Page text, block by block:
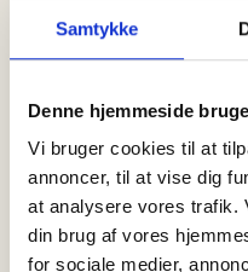
Samtykke
Denne hjemmeside
Vi bruger cookies til at
annoncer, til at vise dig
at analysere vores trafik.
din brug af vores
for sociale medier,
til fredag kl.